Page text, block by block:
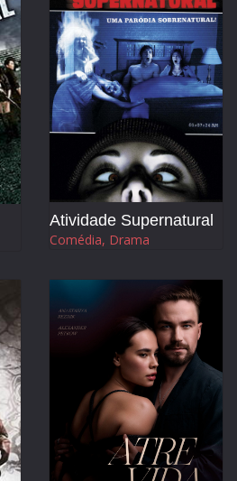
Atividade Supernatural
Comédia, Drama